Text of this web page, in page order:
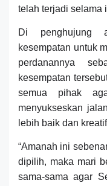
telah terjadi selama
Di penghujung
kesempatan untuk
perdanannya
kesempatan
semua pihak
menyukseskan
lebih baik dan
“Amanah ini
dipilih, maka mari
sama-sama agar